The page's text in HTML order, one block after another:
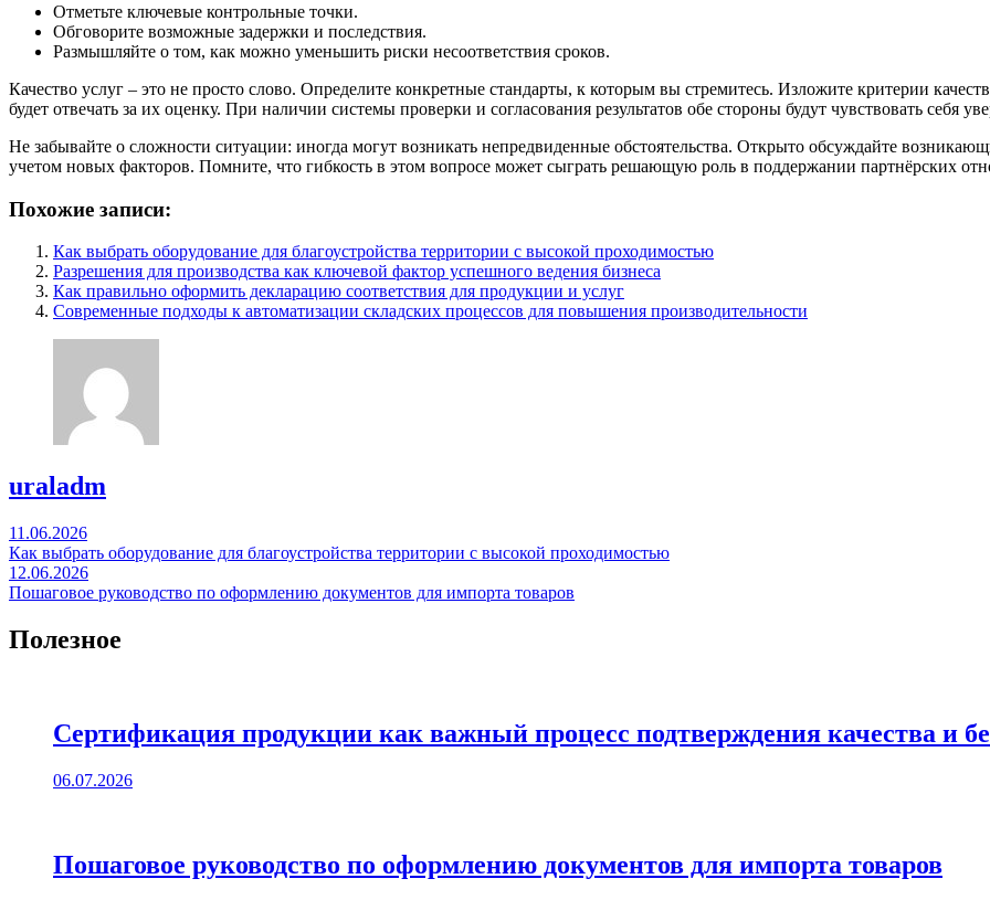
Отметьте ключевые контрольные точки.
Обговорите возможные задержки и последствия.
Размышляйте о том, как можно уменьшить риски несоответствия сроков.
Качество услуг – это не просто слово. Определите конкретные стандарты, к которым вы стремитесь. Изложите критерии
будет отвечать за их оценку. При наличии системы проверки и согласования результатов обе стороны будут чувствовать себя
Не забывайте о сложности ситуации: иногда могут возникать непредвиденные обстоятельства. Открыто обсуждайте
учетом новых факторов. Помните, что гибкость в этом вопросе может сыграть решающую роль в поддержании партнёрских
Похожие записи:
Как выбрать оборудование для благоустройства территории с высокой проходимостью
Разрешения для производства как ключевой фактор успешного ведения бизнеса
Как правильно оформить декларацию соответствия для продукции и услуг
Современные подходы к автоматизации складских процессов для повышения производительности
uraladm
Навигация
по
записям
11.06.2026
Как выбрать оборудование для благоустройства территории с высокой проходимостью
12.06.2026
Пошаговое руководство по оформлению документов для импорта товаров
Полезное
Сертификация продукции как важный процесс подтверждения качества и
06.07.2026
Пошаговое руководство по оформлению документов для импорта товаров